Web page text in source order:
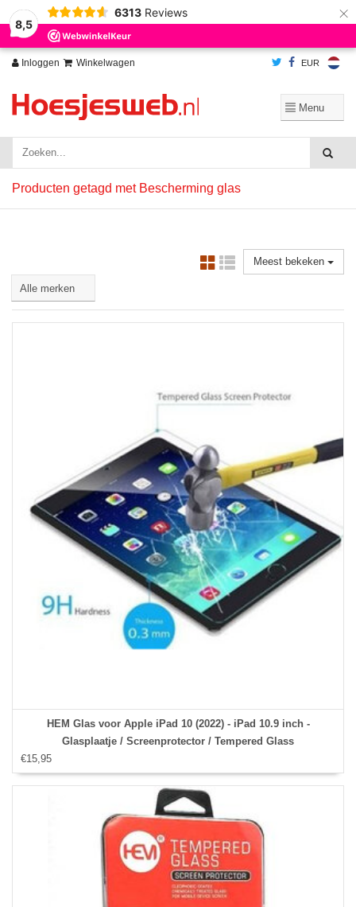
8,5
6313 Reviews ×
Inloggen Winkelwagen EUR
Producten getagd met Bescherming glas
Meest bekeken
HEM Glas voor Apple iPad 10 (2022) - iPad 10.9 inch -
Glasplaatje / Screenprotector / Tempered Glass
€15,95
Wij slaan cookies op om onze website te verbeteren. Is dat akkoord?
Ja
Nee